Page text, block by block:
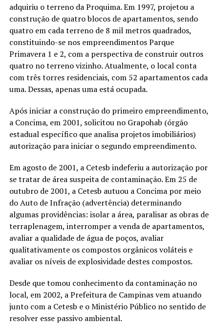
adquiriu o terreno da Proquima. Em 1997, projetou a
construção de quatro blocos de apartamentos, sendo
quatro em cada terreno de 8 mil metros quadrados,
constituindo-se nos empreendimentos Parque
Primavera 1 e 2, com a perspectiva de construir outros
quatro no terreno vizinho. Atualmente, o local conta
com três torres residenciais, com 52 apartamentos cada
uma. Dessas, apenas uma está ocupada.
Após iniciar a construção do primeiro empreendimento,
a Concima, em 2001, solicitou no Grapohab (órgão
estadual específico que analisa projetos imobiliários)
autorização para iniciar o segundo empreendimento.
Em agosto de 2001, a Cetesb indeferiu a autorização por
se tratar de área suspeita de contaminação. Em 25 de
outubro de 2001, a Cetesb autuou a Concima por meio
do Auto de Infração (advertência) determinando
algumas providências: isolar a área, paralisar as obras de
terraplenagem, interromper a venda de apartamentos,
avaliar a qualidade de água de poços, avaliar
qualitativamente os compostos orgânicos voláteis e
avaliar os níveis de explosividade destes compostos.
Desde que tomou conhecimento da contaminação no
local, em 2002, a Prefeitura de Campinas vem atuando
junto com a Cetesb e o Ministério Público no sentido de
resolver esse passivo ambiental.